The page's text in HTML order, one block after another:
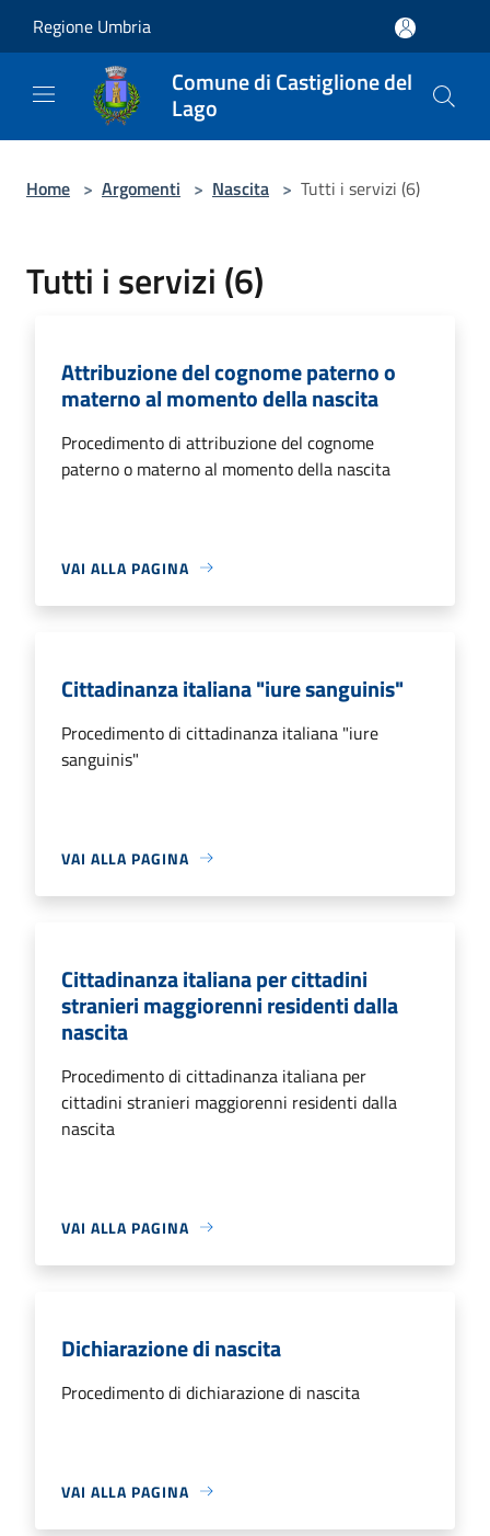
Regione Umbria
Comune di Castiglione del
Lago
Home > Argomenti > Nascita > Tutti i servizi (6)
Tutti i servizi (6)
Attribuzione del cognome paterno o
materno al momento della nascita
Procedimento di attribuzione del cognome
paterno o materno al momento della nascita
VAI ALLA PAGINA
Cittadinanza italiana "iure sanguinis"
Procedimento di cittadinanza italiana "iure
sanguinis"
VAI ALLA PAGINA
Cittadinanza italiana per cittadini
stranieri maggiorenni residenti dalla
nascita
Procedimento di cittadinanza italiana per
cittadini stranieri maggiorenni residenti dalla
nascita
VAI ALLA PAGINA
Dichiarazione di nascita
Procedimento di dichiarazione di nascita
VAI ALLA PAGINA